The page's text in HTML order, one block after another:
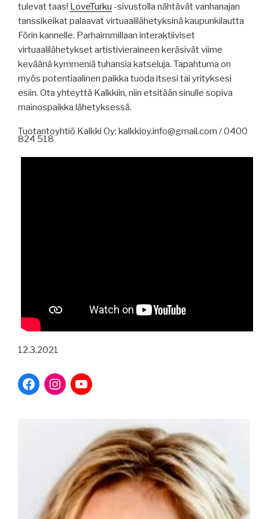
tulevat taas! LoveTurku -sivustolla nähtävät vanhanajan
tanssikeikat palaavat virtuaalilähetyksinä kaupunkilautta
Förin kannelle. Parhaimmillaan interaktiiviset
virtuaalilähetykset artistivieraineen keräsivät viime
keväänä kymmeniä tuhansia katseluja. Tapahtuma on
myös potentiaalinen paikka tuoda itsesi tai yrityksesi
esiin. Ota yhteyttä Kalkkiin, niin etsitään sinulle sopiva
mainospaikka lähetyksessä.
Tuotantoyhtiö Kalkki Oy: kalkkioy.info@gmail.com / 0400
824 518
12.3.2021